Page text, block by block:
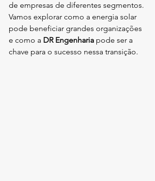
de empresas de diferentes segmentos.
Vamos explorar como a energia solar
pode beneficiar grandes organizações
e como a DR Engenharia pode ser a
chave para o sucesso nessa transição.